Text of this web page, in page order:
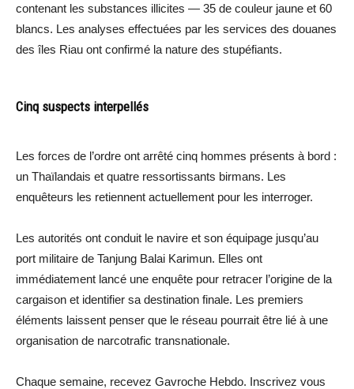
contenant les substances illicites — 35 de couleur jaune et 60
blancs. Les analyses effectuées par les services des douanes
des îles Riau ont confirmé la nature des stupéfiants.
Cinq suspects interpellés
Les forces de l’ordre ont arrêté cinq hommes présents à bord :
un Thaïlandais et quatre ressortissants birmans. Les
enquêteurs les retiennent actuellement pour les interroger.
Les autorités ont conduit le navire et son équipage jusqu’au
port militaire de Tanjung Balai Karimun. Elles ont
immédiatement lancé une enquête pour retracer l’origine de la
cargaison et identifier sa destination finale. Les premiers
éléments laissent penser que le réseau pourrait être lié à une
organisation de narcotrafic transnationale.
Chaque semaine, recevez Gavroche Hebdo. Inscrivez vous